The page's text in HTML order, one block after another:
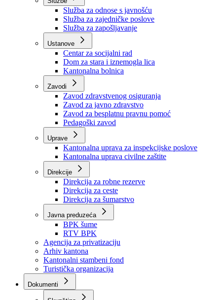
Organizacije
Službe
Služba za odnose s javnošću
Služba za zajedničke poslove
Služba za zapošljavanje
Ustanove
Centar za socijalni rad
Dom za stara i iznemogla lica
Kantonalna bolnica
Zavodi
Zavod zdravstvenog osiguranja
Zavod za javno zdravstvo
Zavod za besplatnu pravnu pomoć
Pedagoški zavod
Kantonalna uprava za inspekcijske poslove
Kantonalna uprava civilne zaštite
Direkcije
Direkcija za robne rezerve
Direkcija za ceste
Direkcija za šumarstvo
Javna preduzeća
BPK šume
RTV BPK
Agencija za privatizaciju
Arhiv kantona
Kantonalni stambeni fond
Turistička organizacija